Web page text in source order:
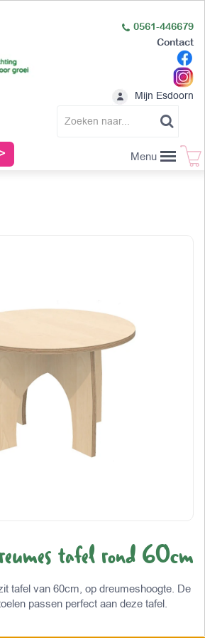
0561-446679
Contact
Mijn Esdoorn
Menu
tafel rond 60cm
tafel van 60cm, op dreumeshoogte. De
passen perfect aan deze tafel.